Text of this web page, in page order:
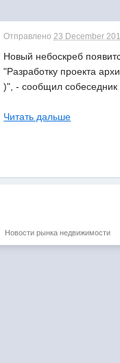
Отправлено23 December
Новый небоскреб
"Разработку проекта
)", - сообщил собеседник
Читать дальше
Новости рынка недвижимости